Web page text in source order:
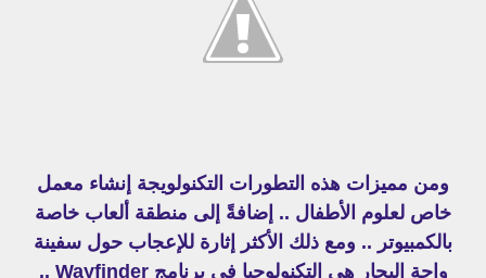
ومن مميزات هذه التطورات التكنولويجة إنشاء معمل
خاص لعلوم الأطفال .. إضافةً إلى منطقة ألعاب خاصة
بالكمبيوتر .. ومع ذلك الأكثر إثارة للإعجاب حول سفينة
واحة البحار هى التكنولوجيا فى برنامج Wayfinder ..